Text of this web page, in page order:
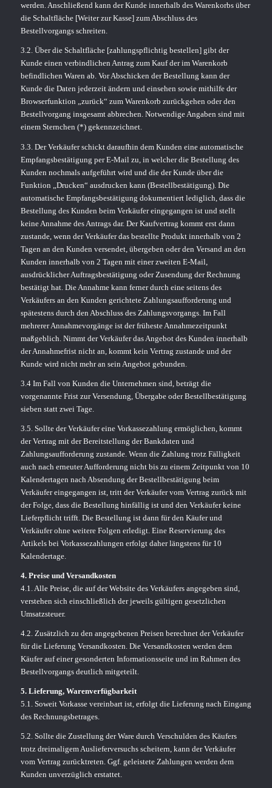
werden. Anschließend kann der Kunde innerhalb des Warenkorbs über
die Schaltfläche [Weiter zur Kasse] zum Abschluss des
Bestellvorgangs schreiten.
3.2. Über die Schaltfläche [zahlungspflichtig bestellen] gibt der
Kunde einen verbindlichen Antrag zum Kauf der im Warenkorb
befindlichen Waren ab. Vor Abschicken der Bestellung kann der
Kunde die Daten jederzeit ändern und einsehen sowie mithilfe der
Browserfunktion „zurück“ zum Warenkorb zurückgehen oder den
Bestellvorgang insgesamt abbrechen. Notwendige Angaben sind mit
einem Sternchen (*) gekennzeichnet.
3.3. Der Verkäufer schickt daraufhin dem Kunden eine automatische
Empfangsbestätigung per E-Mail zu, in welcher die Bestellung des
Kunden nochmals aufgeführt wird und die der Kunde über die
Funktion „Drucken“ ausdrucken kann (Bestellbestätigung). Die
automatische Empfangsbestätigung dokumentiert lediglich, dass die
Bestellung des Kunden beim Verkäufer eingegangen ist und stellt
keine Annahme des Antrags dar. Der Kaufvertrag kommt erst dann
zustande, wenn der Verkäufer das bestellte Produkt innerhalb von 2
Tagen an den Kunden versendet, übergeben oder den Versand an den
Kunden innerhalb von 2 Tagen mit einer zweiten E-Mail,
ausdrücklicher Auftragsbestätigung oder Zusendung der Rechnung
bestätigt hat. Die Annahme kann ferner durch eine seitens des
Verkäufers an den Kunden gerichtete Zahlungsaufforderung und
spätestens durch den Abschluss des Zahlungsvorgangs. Im Fall
mehrerer Annahmevorgänge ist der früheste Annahmezeitpunkt
maßgeblich. Nimmt der Verkäufer das Angebot des Kunden innerhalb
der Annahmefrist nicht an, kommt kein Vertrag zustande und der
Kunde wird nicht mehr an sein Angebot gebunden.
3.4 Im Fall von Kunden die Unternehmen sind, beträgt die
vorgenannte Frist zur Versendung, Übergabe oder Bestellbestätigung
sieben statt zwei Tage.
3.5. Sollte der Verkäufer eine Vorkassezahlung ermöglichen, kommt
der Vertrag mit der Bereitstellung der Bankdaten und
Zahlungsaufforderung zustande. Wenn die Zahlung trotz Fälligkeit
auch nach erneuter Aufforderung nicht bis zu einem Zeitpunkt von 10
Kalendertagen nach Absendung der Bestellbestätigung beim
Verkäufer eingegangen ist, tritt der Verkäufer vom Vertrag zurück mit
der Folge, dass die Bestellung hinfällig ist und den Verkäufer keine
Lieferpflicht trifft. Die Bestellung ist dann für den Käufer und
Verkäufer ohne weitere Folgen erledigt. Eine Reservierung des
Artikels bei Vorkassezahlungen erfolgt daher längstens für 10
Kalendertage.
4. Preise und Versandkosten
4.1. Alle Preise, die auf der Website des Verkäufers angegeben sind,
verstehen sich einschließlich der jeweils gültigen gesetzlichen
Umsatzsteuer.
4.2. Zusätzlich zu den angegebenen Preisen berechnet der Verkäufer
für die Lieferung Versandkosten. Die Versandkosten werden dem
Käufer auf einer gesonderten Informationsseite und im Rahmen des
Bestellvorgangs deutlich mitgeteilt.
5. Lieferung, Warenverfügbarkeit
5.1. Soweit Vorkasse vereinbart ist, erfolgt die Lieferung nach Eingang
des Rechnungsbetrages.
5.2. Sollte die Zustellung der Ware durch Verschulden des Käufers
trotz dreimaligem Auslieferversuchs scheitern, kann der Verkäufer
vom Vertrag zurücktreten. Ggf. geleistete Zahlungen werden dem
Kunden unverzüglich erstattet.